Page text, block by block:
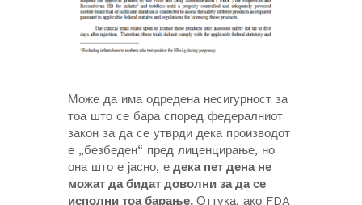
Може да има одредена несигурност за
тоа што се бара според федералниот
закон за да се утврди дека производот
е „безбеден“ пред лиценцирање, но
она што е јасно, е дека пет дена не
можат да бидат доволни за да се
исполни тоа барање. Оттука, ако FDA